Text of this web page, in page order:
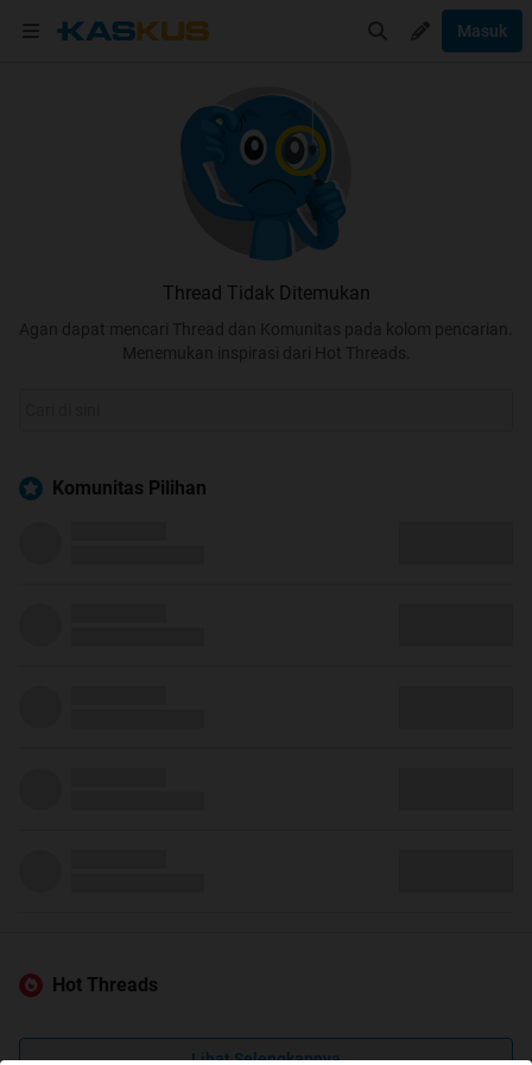
Masuk
Thread Tidak Ditemukan
Agan dapat mencari Thread dan Komunitas pada kolom pencarian.
Menemukan inspirasi dari Hot Threads.
Komunitas Pilihan
Hot Threads
Lihat Selengkapnya